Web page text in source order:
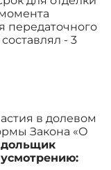
передаточного
- 3
в долевом
Закона «О
дольщик